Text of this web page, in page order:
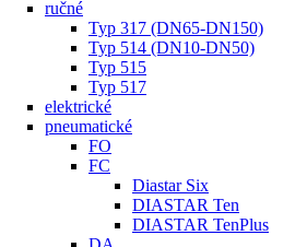
ručné
Typ 317 (DN65-DN150)
Typ 514 (DN10-DN50)
Typ 515
Typ 517
elektrické
pneumatické
FO
FC
Diastar Six
DIASTAR Ten
DIASTAR TenPlus